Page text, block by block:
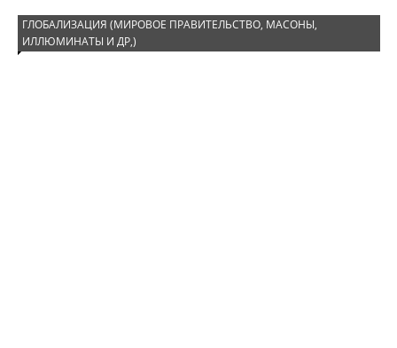
ГЛОБАЛИЗАЦИЯ (МИРОВОЕ ПРАВИТЕЛЬСТВО, МАСОНЫ,
ИЛЛЮМИНАТЫ И ДР,)